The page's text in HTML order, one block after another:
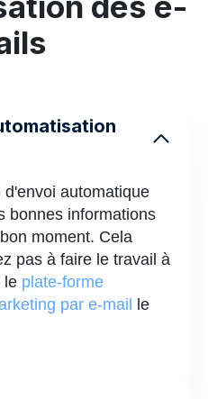
automatique
bonnes informations
moment. Cela
pas à faire le travail à
le plate-forme
par e-mail
le